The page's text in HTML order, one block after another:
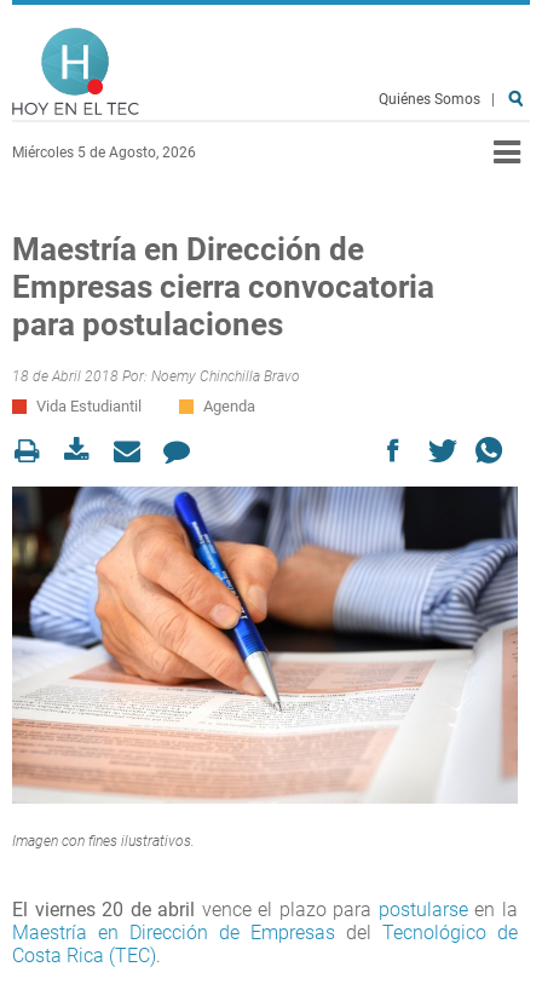
Pasar al contenido principal
Miércoles 5 de Agosto, 2026
Quiénes Somos
Maestría en Dirección de
Empresas cierra convocatoria
para postulaciones
18 de Abril 2018 Por: Noemy Chinchilla Bravo
Vida Estudiantil Agenda
Imagen con fines ilustrativos.
El viernes 20 de abril vence el plazo para postularseen la
Maestría en Dirección de Empresas del Tecnológico de
Costa Rica (TEC).